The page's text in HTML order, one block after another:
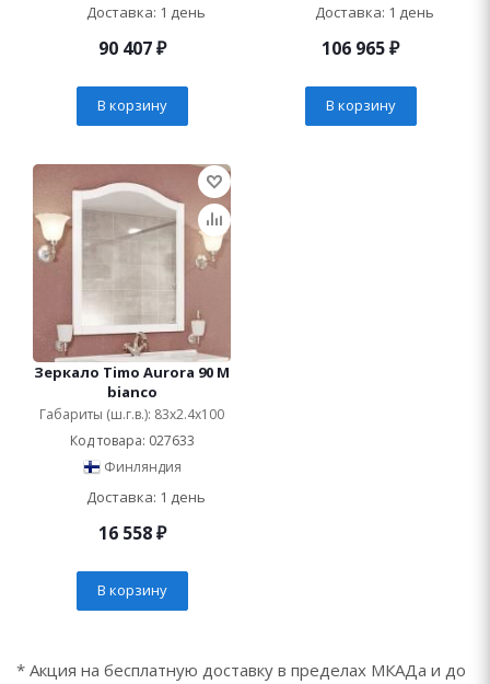
Доставка: 1 день
90 407₽
В корзину
Доставка: 1 день
106 965₽
В корзину
Зеркало Timo Aurora 90 M
bianco
Габариты (ш.г.в.): 83x2.4x100
Код товара: 027633
Финляндия
Доставка: 1 день
16 558₽
В корзину
* Акция на бесплатную доставку в пределах МКАДа и до